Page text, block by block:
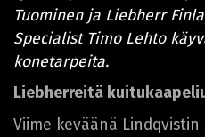
Tuominen ja Liebherr
Specialist Timo Lehto
konetarpeita.
Liebherreitä
Viime keväänä